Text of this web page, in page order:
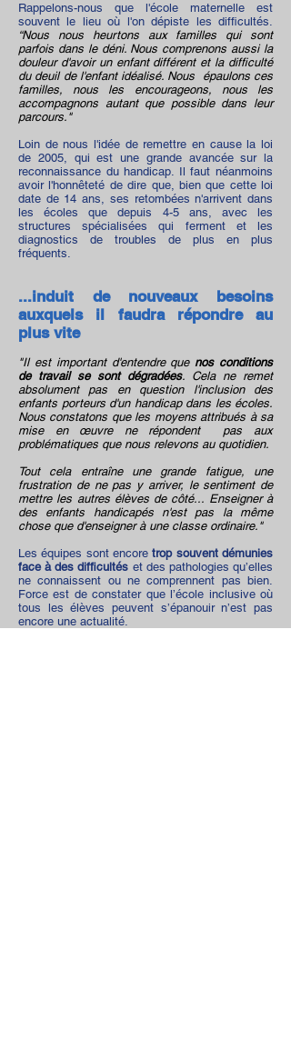
Rappelons-nous que l'école maternelle est
souvent le lieu où l'on dépiste les difficultés.
“Nous nous heurtons aux familles qui sont
parfois dans le déni. Nous comprenons aussi la
douleur d'avoir un enfant différent et la difficulté
du deuil de l'enfant idéalisé. Nous épaulons ces
familles, nous les encourageons, nous les
accompagnons autant que possible dans leur
parcours."
Loin de nous l'idée de remettre en cause la loi
de 2005, qui est une grande avancée sur la
reconnaissance du handicap. Il faut néanmoins
avoir l'honnêteté de dire que, bien que cette loi
date de 14 ans, ses retombées n'arrivent dans
les écoles que depuis 4-5 ans, avec les
structures spécialisées qui ferment et les
diagnostics de troubles de plus en plus
fréquents.
...induit de nouveaux besoins
auxquels il faudra répondre au
plus vite
"Il est important d'entendre que nos conditions
de travail se sont dégradées. Cela ne remet
absolument pas en question l'inclusion des
enfants porteurs d'un handicap dans les écoles.
Nous constatons que les moyens attribués à sa
mise en œuvre ne répondent pas aux
problématiques que nous relevons au quotidien.
Tout cela entraîne une grande fatigue, une
frustration de ne pas y arriver, le sentiment de
mettre les autres élèves de côté... Enseigner à
des enfants handicapés n'est pas la même
chose que d'enseigner à une classe ordinaire."
Les équipes sont encoretrop souvent démunies
face à des difficultés et des pathologies qu’elles
ne connaissent ou ne comprennent pas bien.
Force est de constater que l’école inclusive où
tous les élèves peuvent s’épanouir n’est pas
encore une actualité.